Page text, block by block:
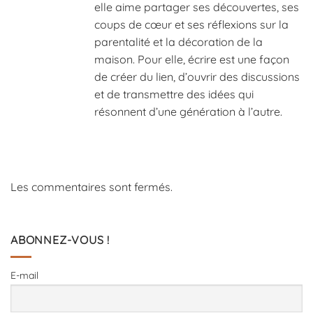
elle aime partager ses découvertes, ses
coups de cœur et ses réflexions sur la
parentalité et la décoration de la
maison. Pour elle, écrire est une façon
de créer du lien, d’ouvrir des discussions
et de transmettre des idées qui
résonnent d’une génération à l’autre.
Les commentaires sont fermés.
ABONNEZ-VOUS !
E-mail